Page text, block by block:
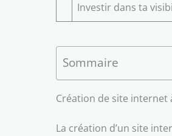
Investir dans ta
Sommaire
Création de site internet
La création d’un site